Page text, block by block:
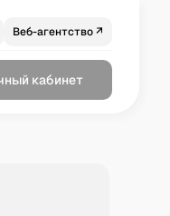
Веб-агентство ↗
кабинет